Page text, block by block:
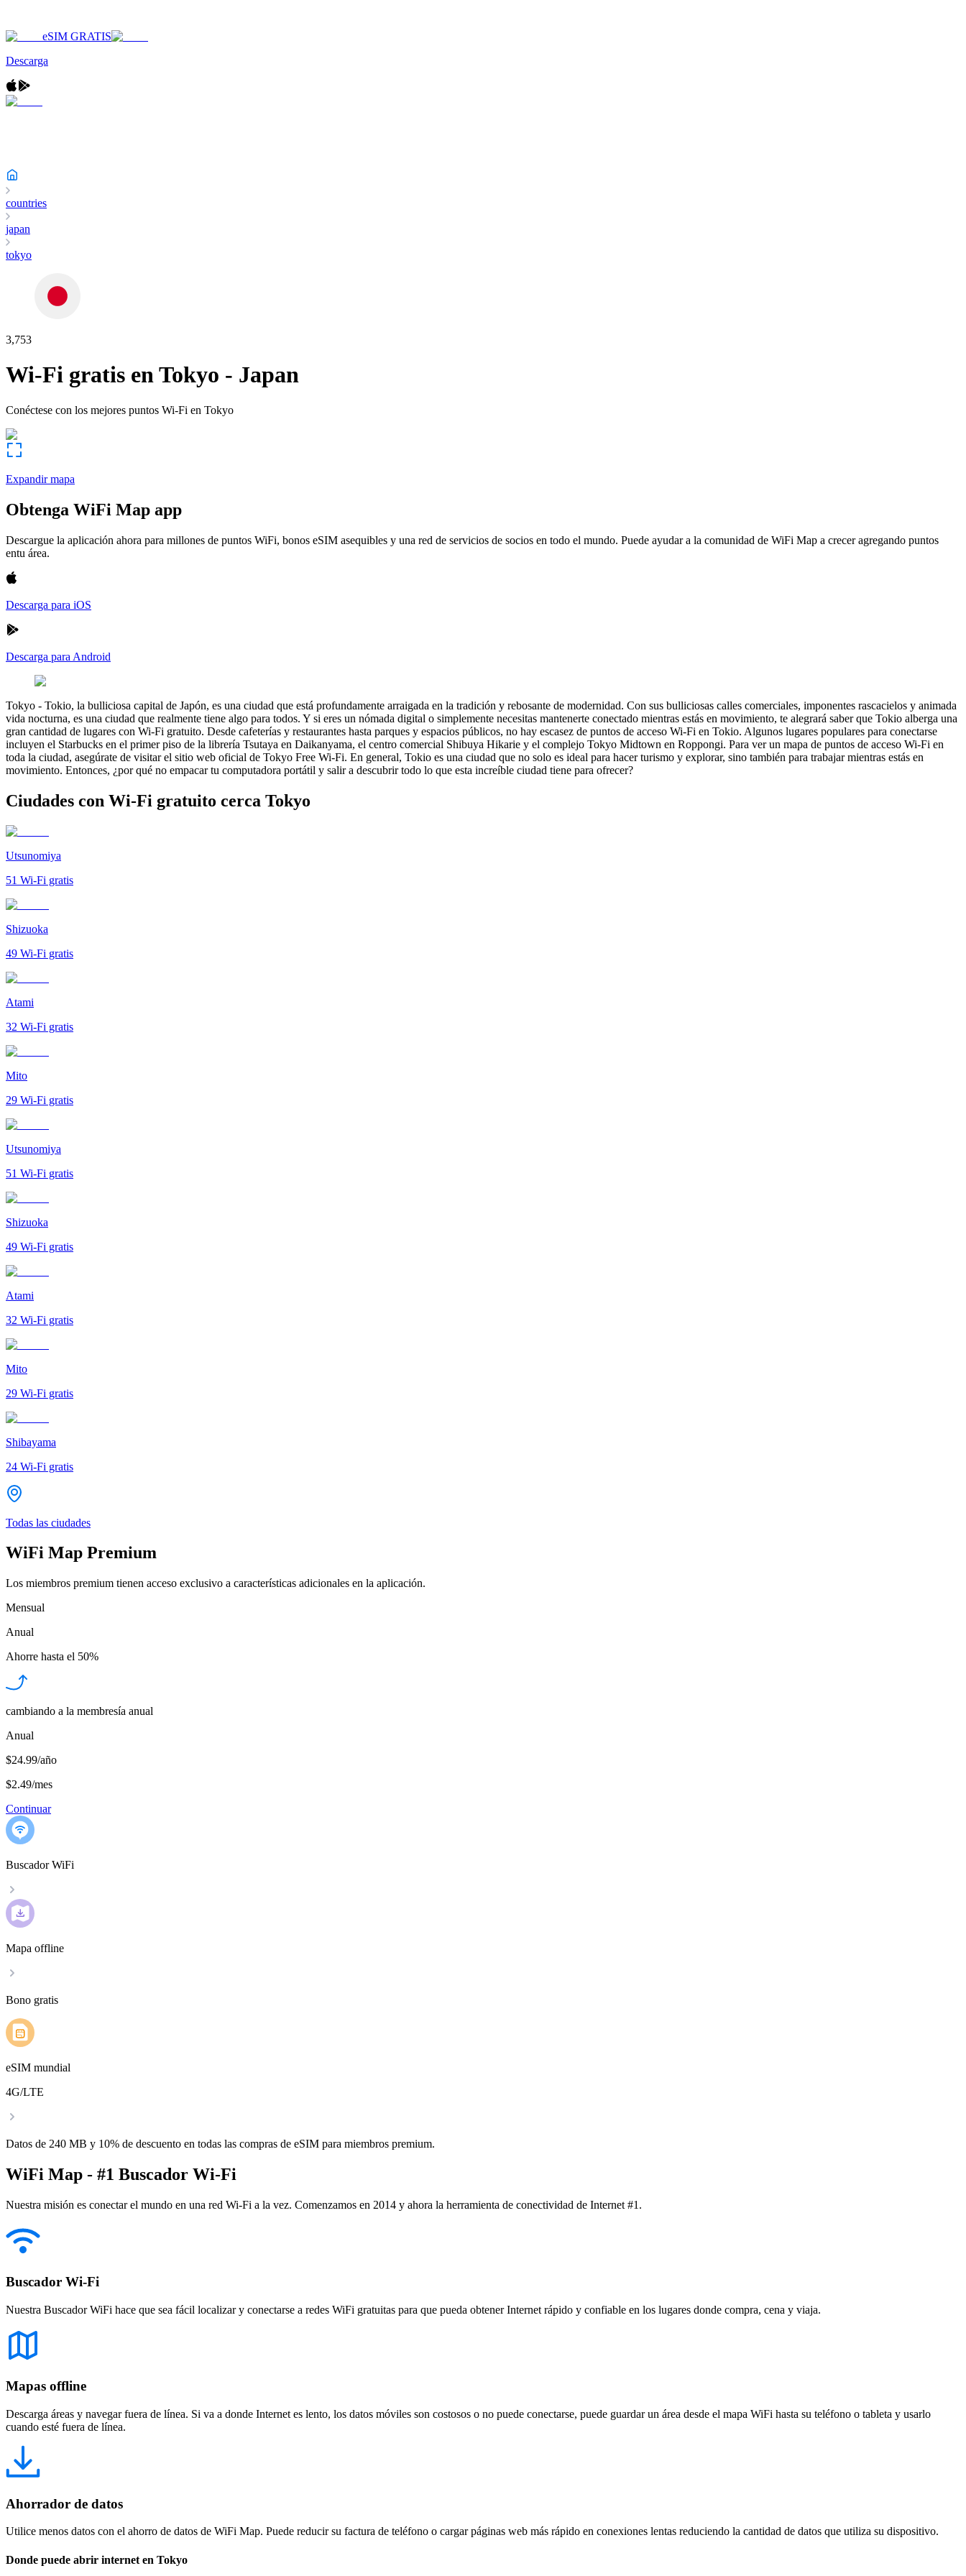
eSIM GRATIS
Descarga
countries
japan
tokyo
3,753
Wi-Fi gratis enTokyo - Japan
Conéctese con los mejores puntos Wi-Fi en Tokyo
Expandir mapa
Obtenga WiFi Map app
Descargue la aplicación ahora para millones de puntos WiFi, bonos eSIM asequibles y una red de servicios de socios en todo el mundo. Puede ayudar a la comunidad de WiFi Map a crecer agregando puntos
entu área.
Descarga para iOS
Descarga para Android
Tokyo - Tokio, la bulliciosa capital de Japón, es una ciudad que está profundamente arraigada en la tradición y rebosante de modernidad. Con sus bulliciosas calles comerciales, imponentes rascacielos y animada
vida nocturna, es una ciudad que realmente tiene algo para todos. Y si eres un nómada digital o simplemente necesitas mantenerte conectado mientras estás en movimiento, te alegrará saber que Tokio alberga una
gran cantidad de lugares con Wi-Fi gratuito. Desde cafeterías y restaurantes hasta parques y espacios públicos, no hay escasez de puntos de acceso Wi-Fi en Tokio. Algunos lugares populares para conectarse
incluyen el Starbucks en el primer piso de la librería Tsutaya en Daikanyama, el centro comercial Shibuya Hikarie y el complejo Tokyo Midtown en Roppongi. Para ver un mapa de puntos de acceso Wi-Fi en
toda la ciudad, asegúrate de visitar el sitio web oficial de Tokyo Free Wi-Fi. En general, Tokio es una ciudad que no solo es ideal para hacer turismo y explorar, sino también para trabajar mientras estás en
movimiento. Entonces, ¿por qué no empacar tu computadora portátil y salir a descubrir todo lo que esta increíble ciudad tiene para ofrecer?
Ciudades con Wi-Fi gratuito cerca Tokyo
Utsunomiya
51 Wi-Fi gratis
Shizuoka
49 Wi-Fi gratis
Atami
32 Wi-Fi gratis
Mito
29 Wi-Fi gratis
Utsunomiya
51 Wi-Fi gratis
Shizuoka
49 Wi-Fi gratis
Atami
32 Wi-Fi gratis
Mito
29 Wi-Fi gratis
Shibayama
24 Wi-Fi gratis
Todas las ciudades
WiFi Map Premium
Los miembros premium tienen acceso exclusivo a características adicionales en la aplicación.
Mensual
Anual
Ahorre hasta el 50%
cambiando a la membresía anual
Anual
$24.99/año
$2.49/mes
Continuar
Buscador WiFi
Mapa offline
Bono gratis
eSIM mundial
4G/LTE
Datos de 240 MB y 10% de descuento en todas las compras de eSIM para miembros premium.
WiFi Map - #1 Buscador Wi-Fi
Nuestra misión es conectar el mundo en una red Wi-Fi a la vez. Comenzamos en 2014 y ahora la herramienta de conectividad de Internet #1.
Buscador Wi-Fi
Nuestra Buscador WiFi hace que sea fácil localizar y conectarse a redes WiFi gratuitas para que pueda obtener Internet rápido y confiable en los lugares donde compra, cena y viaja.
Mapas offline
Descarga áreas y navegar fuera de línea. Si va a donde Internet es lento, los datos móviles son costosos o no puede conectarse, puede guardar un área desde el mapa WiFi hasta su teléfono o tableta y usarlo
cuando esté fuera de línea.
Ahorrador de datos
Utilice menos datos con el ahorro de datos de WiFi Map. Puede reducir su factura de teléfono o cargar páginas web más rápido en conexiones lentas reduciendo la cantidad de datos que utiliza su dispositivo.
Donde puede abrir internet en Tokyo